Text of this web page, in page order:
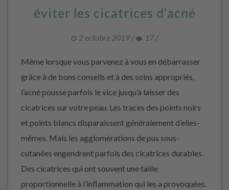
éviter les cicatrices d’acné
2 octobre 2019/ 17/
Même lorsque vous parvenez à vous en débarrasser
grâce à de bons conseils et à des soins appropriés,
l’acné pousse parfois le vice jusqu’à laisser des
cicatrices sur votre peau. Les traces des points noirs
et points blancs disparaissent généralement d’elles-
mêmes. Mais les agglomérations de pus sous-
cutanées engendrent parfois des cicatrices durables.
Des cicatrices qui ont souvent une taille
proportionnelle à l’inflammation qui les a provoquées.